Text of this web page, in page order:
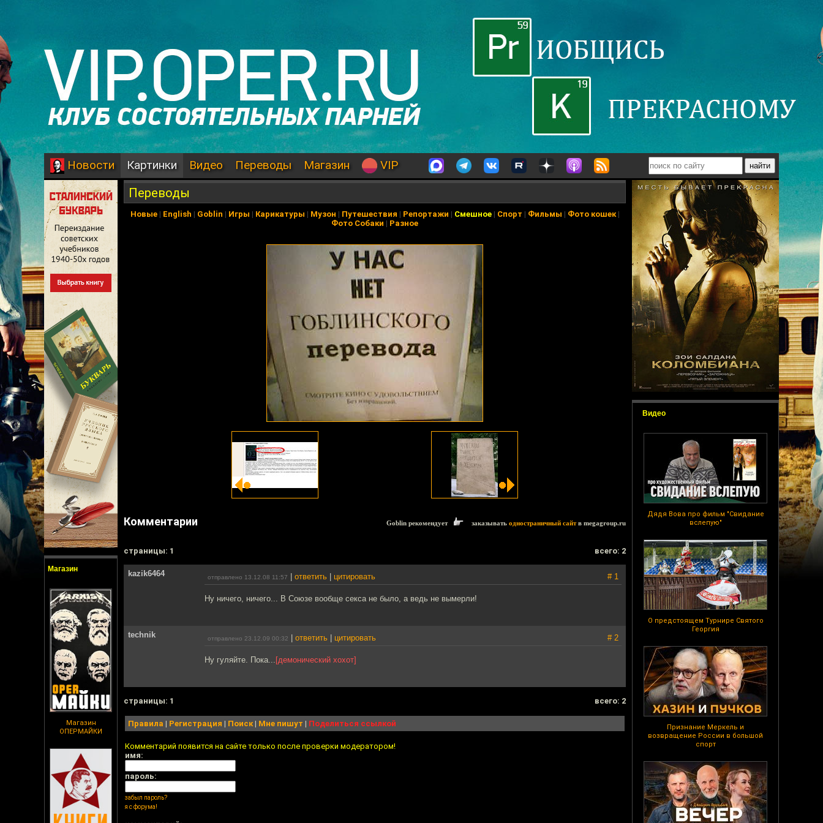
Новости Картинки Видео Переводы Магазин VIP
Магазин
Магазин
ОПЕРМАЙКИ
Видео
Дядя Вова про фильм "Свидание
вслепую"
О предстоящем Турнире Святого
Георгия
Признание Меркель и
возвращение России в большой
спорт
Переводы
Новые| English | Goblin | Игры | Карикатуры | Музон | Путешествия | Репортажи | Смешное| Спорт | Фильмы | Фото кошек|
Фото Собаки | Разное
Комментарии Goblin рекомендует заказывать одностраничный сайтв megagroup.ru
cтраницы: 1 всего: 2
kazik6464 отправлено 13.12.08 11:57 ответить цитировать # 1
Ну ничего, ничего... В Союзе вообще секса не было, а ведь не вымерли!
technik отправлено 23.12.09 00:32 ответить цитировать # 2
Ну гуляйте. Пока... [демонический хохот]
cтраницы: 1 всего: 2
Правила | Регистрация | Поиск| Мне пишут | Поделиться ссылкой
Комментарий появится на сайте только после проверки модератором!
имя:
пароль:
забыл пароль?
я с форума!